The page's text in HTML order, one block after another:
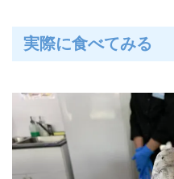
実際に食べてみる